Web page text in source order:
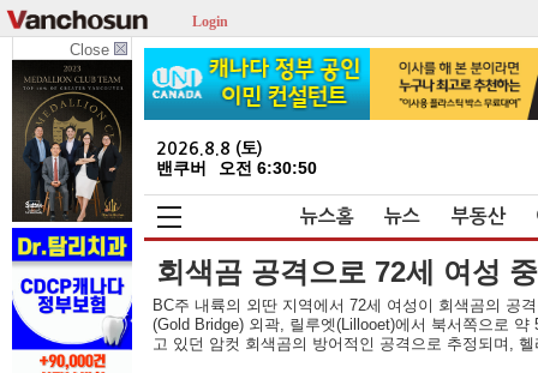
Login
Close
2026.8.8 (토)
밴쿠버 오전 6:30:51
뉴스홈 뉴스 부동산
회색곰 공격으로 72세 여성
BC주 내륙의 외딴 지역에서 72세 여성이 회색곰의 공
(Gold Bridge) 외곽, 릴루엣(Lillooet)에서 북서쪽으로
고 있던 암컷 회색곰의 방어적인 공격으로 추정되며,